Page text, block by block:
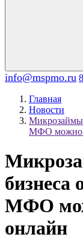
info@mspmo.ru
Главная
Новости
Микрозаймы
МФО можно
бизнеса
МФО
онлайн